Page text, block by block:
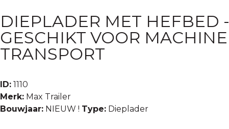
DIEPLADER MET HEFBED -
GESCHIKT VOOR MACHINE
TRANSPORT
ID: 1110
Merk: Max Trailer
Bouwjaar: NIEUW ! Type: Dieplader